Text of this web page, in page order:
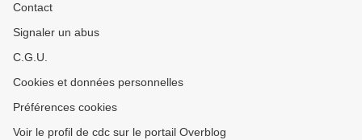
Contact
Signaler un abus
C.G.U.
Cookies et données personnelles
Préférences cookies
Voir le profil de cdc sur le portail Overblog